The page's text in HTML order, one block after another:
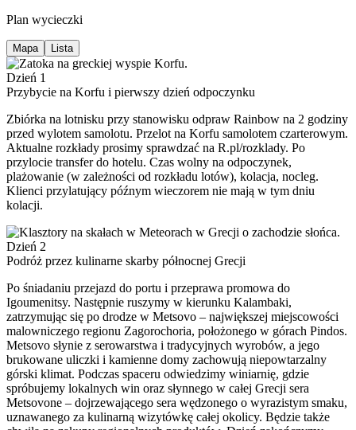
Plan wycieczki
Mapa Lista
Dzień 1
Przybycie na Korfu i pierwszy dzień odpoczynku
Zbiórka na lotnisku przy stanowisku odpraw Rainbow na 2 godziny
przed wylotem samolotu. Przelot na Korfu samolotem czarterowym.
Aktualne rozkłady prosimy sprawdzać na R.pl/rozklady. Po
przylocie transfer do hotelu. Czas wolny na odpoczynek,
plażowanie (w zależności od rozkładu lotów), kolacja, nocleg.
Klienci przylatujący późnym wieczorem nie mają w tym dniu
kolacji.
Dzień 2
Podróż przez kulinarne skarby północnej Grecji
Po śniadaniu przejazd do portu i przeprawa promowa do
Igoumenitsy. Następnie ruszymy w kierunku Kalambaki,
zatrzymując się po drodze w Metsovo – największej miejscowości
malowniczego regionu Zagorochoria, położonego w górach Pindos.
Metsovo słynie z serowarstwa i tradycyjnych wyrobów, a jego
brukowane uliczki i kamienne domy zachowują niepowtarzalny
górski klimat. Podczas spaceru odwiedzimy winiarnię, gdzie
spróbujemy lokalnych win oraz słynnego w całej Grecji sera
Metsovone – dojrzewającego sera wędzonego o wyrazistym smaku,
uznawanego za kulinarną wizytówkę całej okolicy. Będzie także